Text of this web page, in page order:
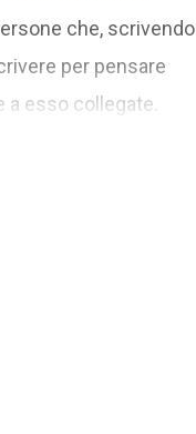
che, scrivendo
per pensare
esso collegate.